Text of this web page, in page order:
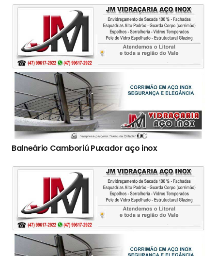
Balneário Camboriú Puxador aço inox